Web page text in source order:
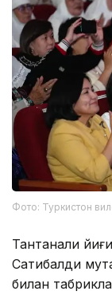
Фото: Туркистон
Тантанали
Сатибалди
билан